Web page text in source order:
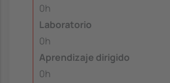
0h
Laboratorio
0h
Aprendizaje dirigido
0h